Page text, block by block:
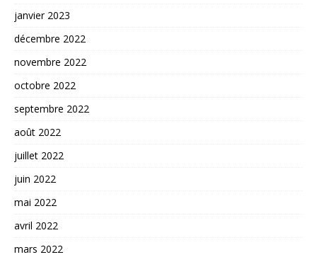
janvier 2023
décembre 2022
novembre 2022
octobre 2022
septembre 2022
août 2022
juillet 2022
juin 2022
mai 2022
avril 2022
mars 2022